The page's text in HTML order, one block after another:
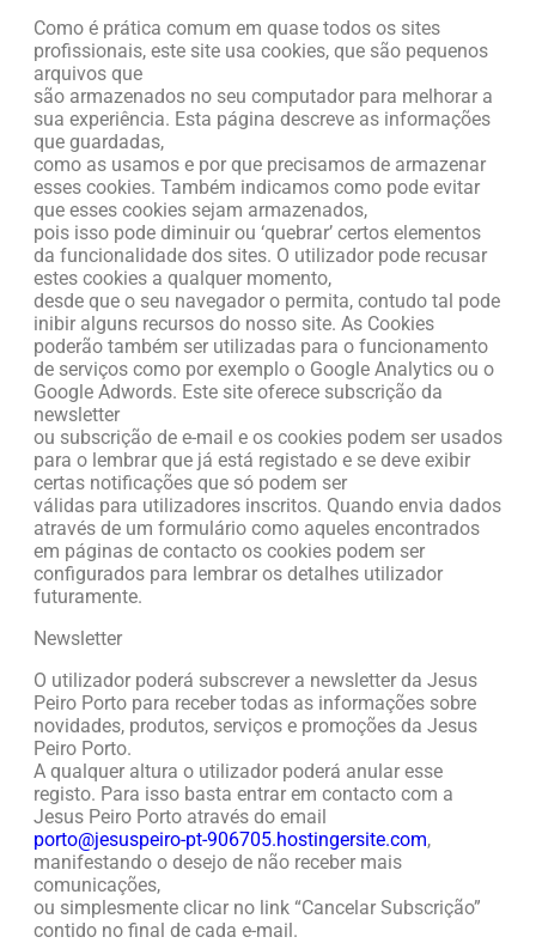
Como é prática comum em quase todos os sites
profissionais, este site usa cookies, que são pequenos
arquivos que
são armazenados no seu computador para melhorar a
sua experiência. Esta página descreve as informações
que guardadas,
como as usamos e por que precisamos de armazenar
esses cookies. Também indicamos como pode evitar
que esses cookies sejam armazenados,
pois isso pode diminuir ou ‘quebrar’ certos elementos
da funcionalidade dos sites. O utilizador pode recusar
estes cookies a qualquer momento,
desde que o seu navegador o permita, contudo tal pode
inibir alguns recursos do nosso site. As Cookies
poderão também ser utilizadas para o funcionamento
de serviços como por exemplo o Google Analytics ou o
Google Adwords. Este site oferece subscrição da
newsletter
ou subscrição de e-mail e os cookies podem ser usados
​​para o lembrar que já está registado e se deve exibir
certas notificações que só podem ser
válidas para utilizadores inscritos. Quando envia dados
através de um formulário como aqueles encontrados
em páginas de contacto os cookies podem ser
configurados para lembrar os detalhes utilizador
futuramente.
Newsletter
O utilizador poderá subscrever a newsletter da Jesus
Peiro Porto para receber todas as informações sobre
novidades, produtos, serviços e promoções da Jesus
Peiro Porto.
A qualquer altura o utilizador poderá anular esse
registo. Para isso basta entrar em contacto com a
Jesus Peiro Porto através do email
porto@jesuspeiro-pt-906705.hostingersite.com,
manifestando o desejo de não receber mais
comunicações,
ou simplesmente clicar no link “Cancelar Subscrição”
contido no final de cada e-mail.